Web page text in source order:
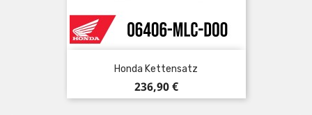
Honda Kettensatz
Preis
236,90 €